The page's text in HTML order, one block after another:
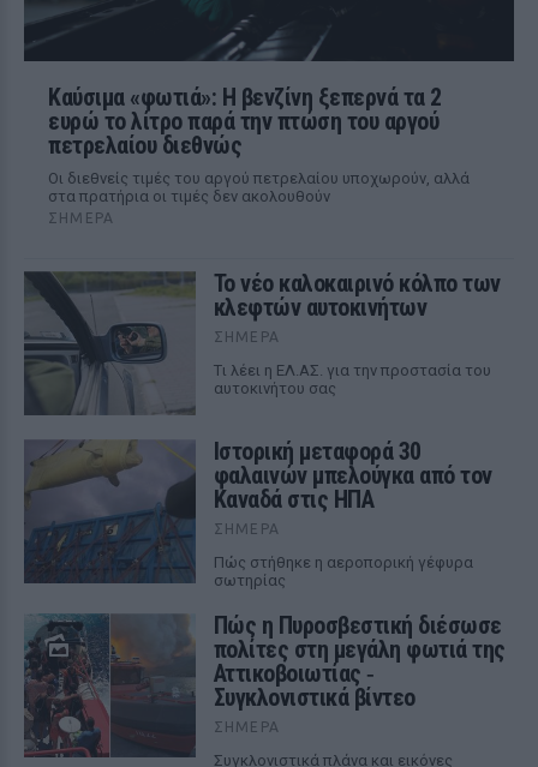
Καύσιμα «φωτιά»: Η βενζίνη ξεπερνά τα 2
ευρώ το λίτρο παρά την πτώση του αργού
πετρελαίου διεθνώς
Οι διεθνείς τιμές του αργού πετρελαίου υποχωρούν, αλλά
στα πρατήρια οι τιμές δεν ακολουθούν
ΣΉΜΕΡΑ
Το νέο καλοκαιρινό κόλπο των
κλεφτών αυτοκινήτων
ΣΉΜΕΡΑ
Tι λέει η ΕΛ.ΑΣ. για την προστασία του
αυτοκινήτου σας
Ιστορική μεταφορά 30
φαλαινών μπελούγκα από τον
Καναδά στις ΗΠΑ
ΣΉΜΕΡΑ
Πώς στήθηκε η αεροπορική γέφυρα
σωτηρίας
Πώς η Πυροσβεστική διέσωσε
πολίτες στη μεγάλη φωτιά της
Αττικοβοιωτίας ‑
Συγκλονιστικά βίντεο
ΣΉΜΕΡΑ
Συγκλονιστικά πλάνα και εικόνες